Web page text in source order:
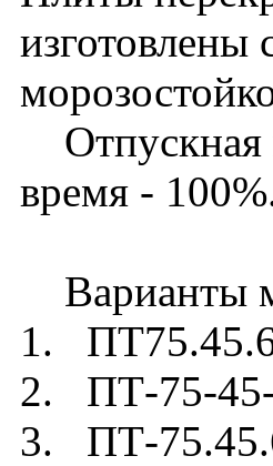
изготовлены
Отпускная
время -
Варианты
1.
2. ПТ-75-
3. ПТ-